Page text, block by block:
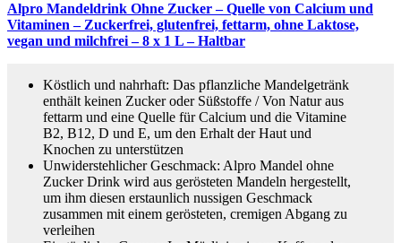
Alpro Mandeldrink Ohne Zucker – Quelle von Calcium und
Vitaminen – Zuckerfrei, glutenfrei, fettarm, ohne Laktose,
vegan und milchfrei – 8 x 1 L – Haltbar
Köstlich und nahrhaft: Das pflanzliche Mandelgetränk
enthält keinen Zucker oder Süßstoffe / Von Natur aus
fettarm und eine Quelle für Calcium und die Vitamine
B2, B12, D und E, um den Erhalt der Haut und
Knochen zu unterstützen
Unwiderstehlicher Geschmack: Alpro Mandel ohne
Zucker Drink wird aus gerösteten Mandeln hergestellt,
um ihm diesen erstaunlich nussigen Geschmack
zusammen mit einem gerösteten, cremigen Abgang zu
verleihen